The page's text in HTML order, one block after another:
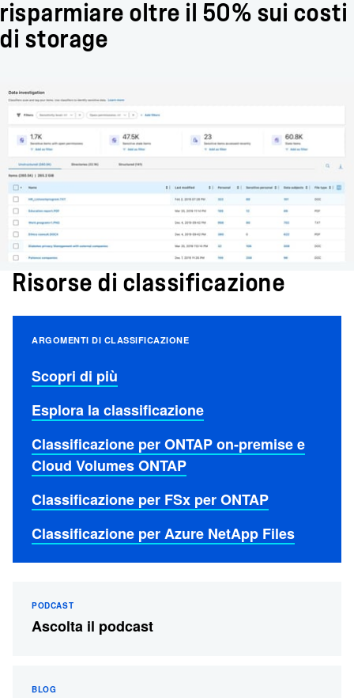
risparmiare oltre il 50% sui costi
di storage
Risorse di classificazione
ARGOMENTI DI CLASSIFICAZIONE
Scopri di più
Esplora la classificazione
Classificazione per ONTAP on-premise e
Cloud Volumes ONTAP
Classificazione per FSx per ONTAP
Classificazione per Azure NetApp Files
PODCAST
Ascolta il podcast
BLOG